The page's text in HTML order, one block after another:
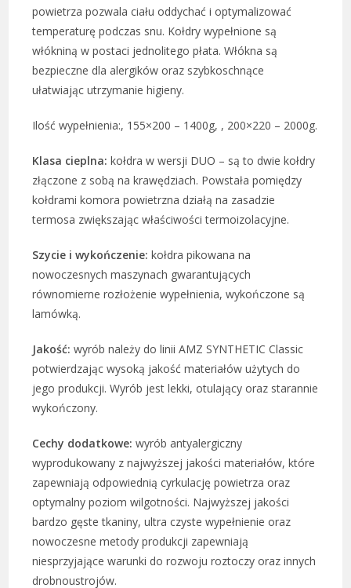
powietrza pozwala ciału oddychać i optymalizować
temperaturę podczas snu. Kołdry wypełnione są
włókniną w postaci jednolitego płata. Włókna są
bezpieczne dla alergików oraz szybkoschnące
ułatwiając utrzymanie higieny.
Ilość wypełnienia:, 155×200 – 1400g, , 200×220 – 2000g.
Klasa cieplna: kołdra w wersji DUO – są to dwie kołdry
złączone z sobą na krawędziach. Powstała pomiędzy
kołdrami komora powietrzna działą na zasadzie
termosa zwiększając właściwości termoizolacyjne.
Szycie i wykończenie:kołdra pikowana na
nowoczesnych maszynach gwarantujących
równomierne rozłożenie wypełnienia, wykończone są
lamówką.
Jakość: wyrób należy do linii AMZ SYNTHETIC Classic
potwierdzając wysoką jakość materiałów użytych do
jego produkcji. Wyrób jest lekki, otulający oraz starannie
wykończony.
Cechy dodatkowe: wyrób antyalergiczny
wyprodukowany z najwyższej jakości materiałów, które
zapewniają odpowiednią cyrkulację powietrza oraz
optymalny poziom wilgotności. Najwyższej jakości
bardzo gęste tkaniny, ultra czyste wypełnienie oraz
nowoczesne metody produkcji zapewniają
niesprzyjające warunki do rozwoju roztoczy oraz innych
drobnoustrojów.